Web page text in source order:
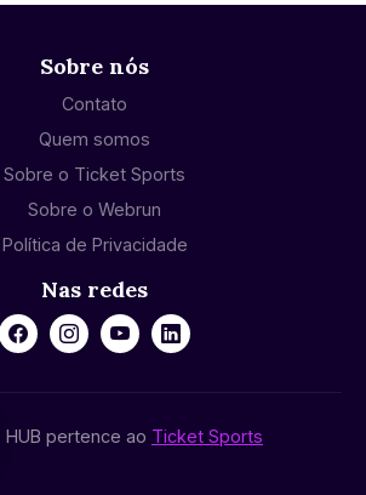
Sobre nós
Contato
Quem somos
Sobre o Ticket Sports
Sobre o Webrun
Política de Privacidade
Nas redes
pertence ao Ticket Sports